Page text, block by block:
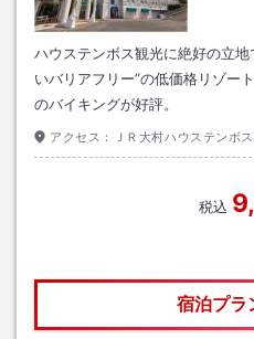
ハウステンボス観光に絶好の立
いバリアフリー”の低価格リゾー
のバイキングが好評。
アクセス： ＪＲ大村ハウステンボ
税込
宿泊プラ